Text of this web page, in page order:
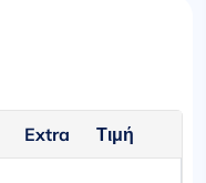
Extra Τιμή